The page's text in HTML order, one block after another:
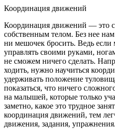
Координация движений
Координация движений — это
собственным телом. Без нее
ни мешочек бросить. Ведь
управлять своими руками,
не сможем ничего сделать.
ходить, нужно научиться
удерживать положение
показаться, что ничего
на малышей, которые только
заметно, какое это трудное
координация движений, тем
движения, задания, упражнения.